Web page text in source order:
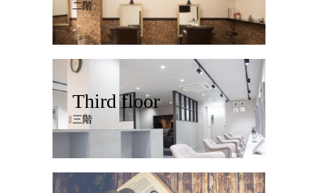
二階
Third floor
三階